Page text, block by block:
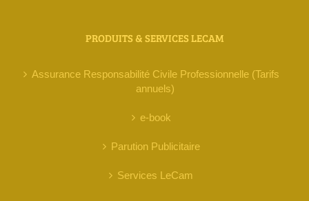
PRODUITS & SERVICES LECAM
Assurance Responsabilité Civile Professionnelle (Tarifs
annuels)
e-book
Parution Publicitaire
Services LeCam